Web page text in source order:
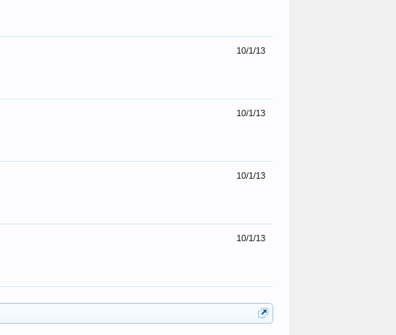
10/1/13
10/1/13
10/1/13
10/1/13